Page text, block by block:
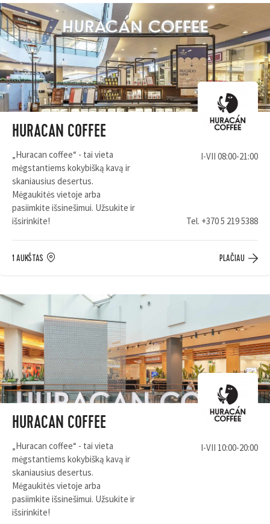
HURACAN COFFEE
„Huracan coffee“ - tai vieta
mėgstantiems kokybišką kavą ir
skaniausius desertus.
Mėgaukitės vietoje arba
pasiimkite išsinešimui. Užsukite ir
išsirinkite!
I-VII 08:00-21:00
Tel. +370 5 219 5388
1 AUKŠTAS PLAČIAU
HURACAN COFFEE
„Huracan coffee“ - tai vieta
mėgstantiems kokybišką kavą ir
skaniausius desertus.
Mėgaukitės vietoje arba
pasiimkite išsinešimui. Užsukite ir
išsirinkite!
I-VII 10:00-20:00